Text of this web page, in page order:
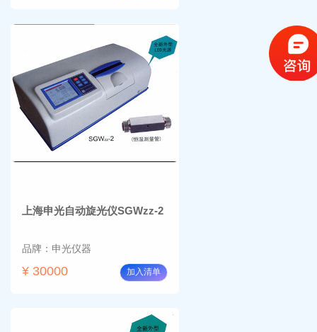
上海申光自动旋光仪SGWzz-2
品牌：申光仪器
¥ 30000 加入清单